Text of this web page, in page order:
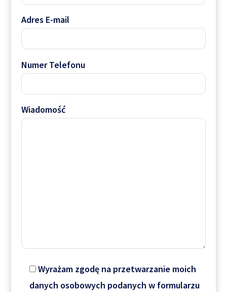
Adres E-mail
Numer Telefonu
Wiadomość
Wyrażam zgodę na przetwarzanie moich
danych osobowych podanych w formularzu